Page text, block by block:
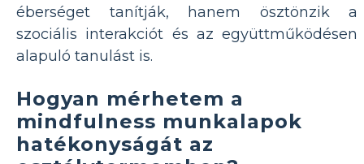
éberséget tanítják, hanem ösztönzik a
szociális interakciót és az együttműködésen
alapuló tanulást is.
Hogyan mérhetem a
mindfulness munkalapok
hatékonyságát az